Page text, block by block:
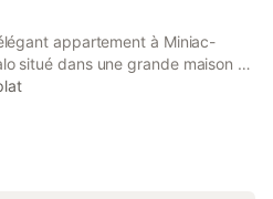
appartement à Miniac-
situé dans une grande maison en
à proximité immédiate de toute
– St Malo. L'appartement rénové
du confort, du charme, de